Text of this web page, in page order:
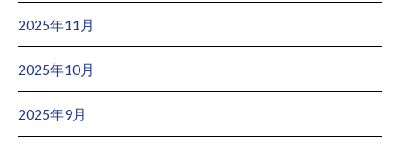
2025年11月
2025年10月
2025年9月